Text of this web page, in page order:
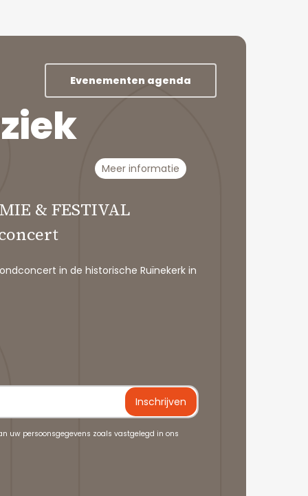
Evenementen agenda
ziek
Meer informatie
& FESTIVAL
in de historische Ruïnekerk in
uw persoonsgegevens zoals vastgelegd in ons